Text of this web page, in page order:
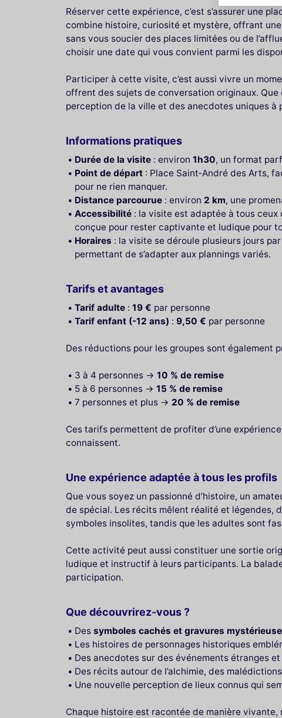
Réserver cette expérience, c’est s’assurer une
combine histoire, curiosité et mystère, offrant
sans vous soucier des places limitées ou de
choisir une date qui vous convient parmi les
Participer à cette visite, c’est aussi vivre un
offrent des sujets de conversation originaux.
perception de la ville et des anecdotes uniques à
Informations pratiques
Durée de la visite : environ1h30, un format
Point de départ : Place Saint‑André des Arts,
pour ne rien manquer.
Distance parcourue : environ 2 km, une
Accessibilité : la visite est adaptée à tous ceux
conçue pour rester captivante et ludique pour
Horaires : la visite se déroule plusieurs jours
permettant de s’adapter aux plannings variés.
Tarifs et avantages
Tarif adulte :19 € par personne
Tarif enfant (-12 ans) :9,50 € par personne
Des réductions pour les groupes sont également
3 à 4 personnes →10 % de remise
5 à 6 personnes →15 % de remise
7 personnes et plus → 20 % de remise
Ces tarifs permettent de profiter d’une
connaissent.
Une expérience adaptée à tous les profils
Que vous soyez un passionné d’histoire, un
de spécial. Les récits mêlent réalité et légendes,
symboles insolites, tandis que les adultes sont
Cette activité peut aussi constituer une sortie
ludique et instructif à leurs participants. La
participation.
Que découvrirez-vous ?
Dessymboles cachés et gravures
Les histoires de personnages historiques
Des anecdotes sur des événements étranges
Des récits autour de l’alchimie, des
Une nouvelle perception de lieux connus qui
Chaque histoire est racontée de manière